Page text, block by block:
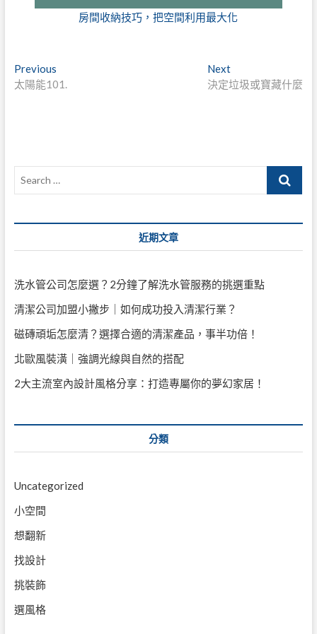
房間收納技巧，把空間利用最大化
文
章
PreviousPrevious
post:
太陽能101.
NextNext
post:
決定垃圾或寶藏什麼
Search
近期文章
洗水管公司怎麼選？2分鐘了解洗水管服務的挑選重點
清潔公司加盟小撇步｜如何成功投入清潔行業？
磁磚頑垢怎麼清？選擇合適的清潔產品，事半功倍！
北歐風裝潢｜強調光線與自然的搭配
2大主流室內設計風格分享：打造專屬你的夢幻家居！
分類
Uncategorized
小空間
想翻新
找設計
挑裝飾
選風格